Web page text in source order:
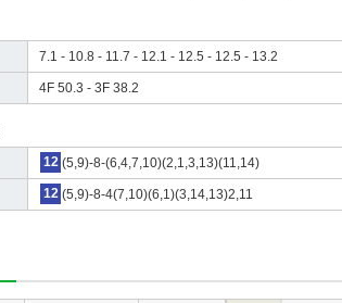
7.1 - 10.8 - 11.7 - 12.1 - 12.5 - 12.5 - 13.2
4F 50.3 - 3F 38.2
12 (5,9)-8-(6,4,7,10)(2,1,3,13)(11,14)
12 (5,9)-8-4(7,10)(6,1)(3,14,13)2,11